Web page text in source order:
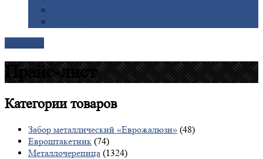
Прайс-лист
Категориитоваров
Забор металлический «Еврожалюзи» (48)
Евроштакетник (74)
Металлочерепица (1324)